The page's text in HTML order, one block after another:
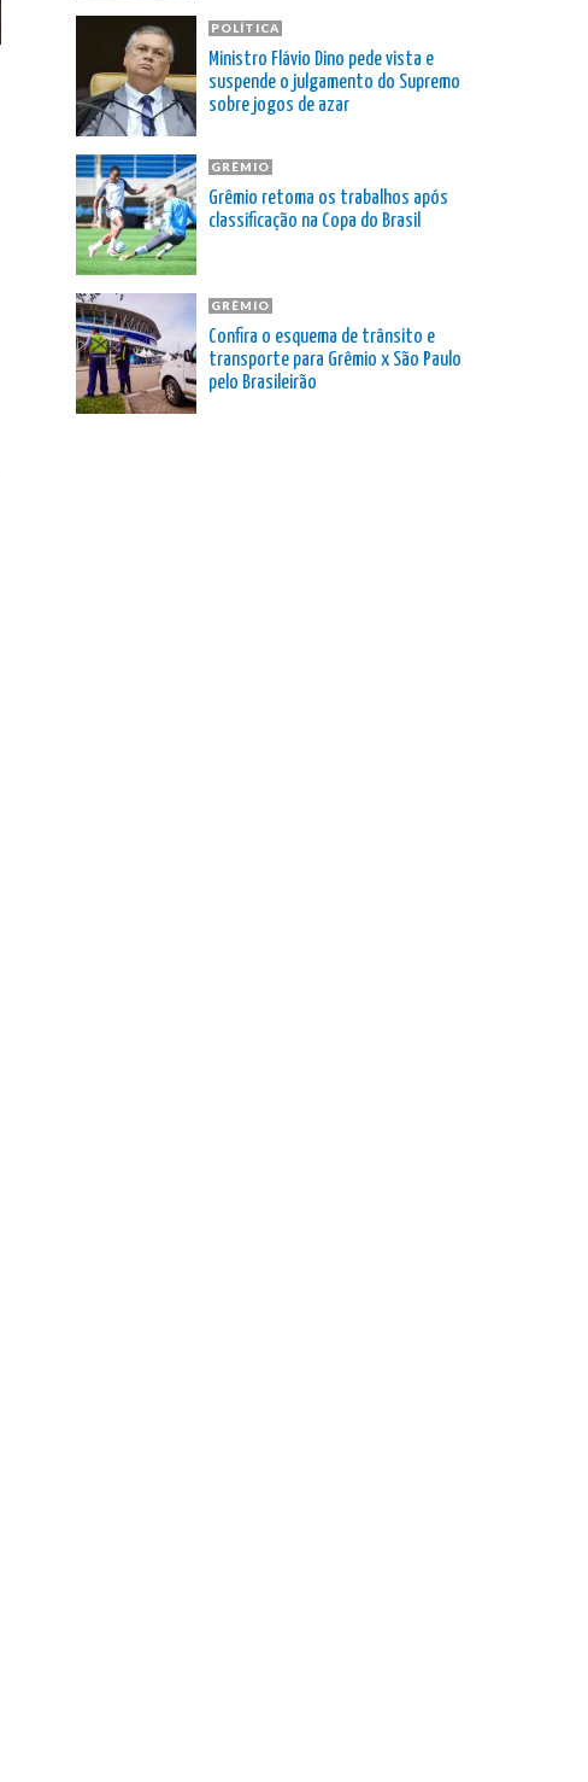
POLÍTICA
Ministro Flávio Dino pede vista e
suspende o julgamento do Supremo
sobre jogos de azar
GRÊMIO
Grêmio retoma os trabalhos após
classificação na Copa do Brasil
GRÊMIO
Confira o esquema de trânsito e
transporte para Grêmio x São Paulo
pelo Brasileirão